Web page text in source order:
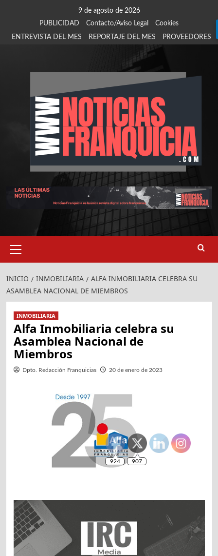
9 de agosto de 2026
PUBLICIDAD
Contacto/Aviso Legal
Cookies
ENTREVISTA DEL MES
REPORTAJE DEL MES PROVEEDORES
primario
INICIO INMOBILIARIA
ALFA INMOBILIARIA CELEBRA SU
ASAMBLEA NACIONAL DE MIEMBROS
INMOBILIARIA
Alfa Inmobiliaria celebra su
Asamblea Nacional de
Miembros
Dpto. Redacción Franquicias 20 de enero de 2023